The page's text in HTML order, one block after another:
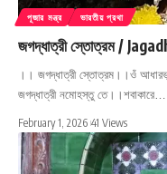
পূজার মন্ত্র ভারতীয় প্রথা
জগদ্ধাত্রী স্তোত্রম /
।। জগদ্ধাত্রী স্তোত্রম।।ওঁ
জগদ্ধাত্রী নমোহস্তু তে।।শবাকারে…
February 1, 2026 41 Views